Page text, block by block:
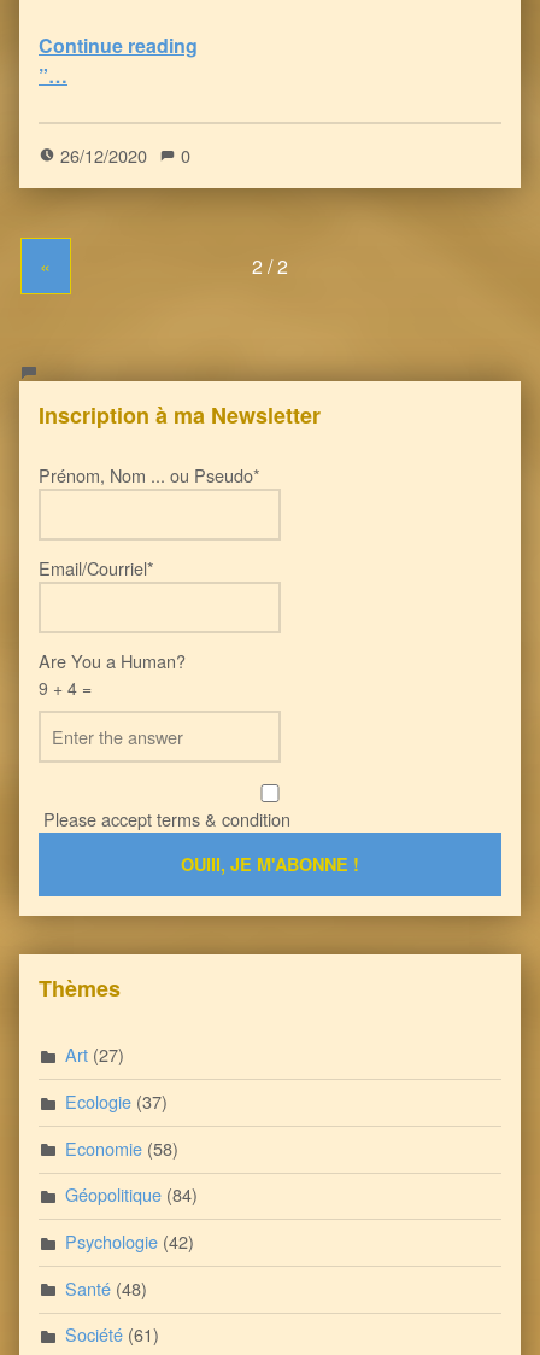
Continue reading
”…
26/12/2020 0
«
Inscription à ma Newsletter
Prénom, Nom ... ou Pseudo*
Email/Courriel*
Are You a Human?
9 + 4 =
Please accept terms & condition
Thèmes
Art (27)
Ecologie (37)
Economie (58)
Géopolitique (84)
Psychologie (42)
Santé (48)
Société (61)